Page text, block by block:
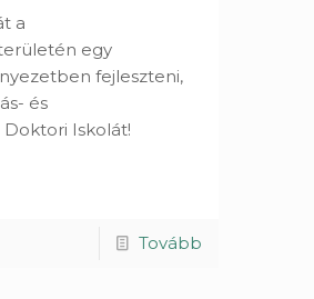
a
egy
fejleszteni,
és
Iskolát!
Tovább